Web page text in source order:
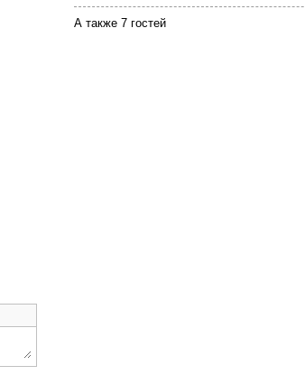
А также 7 гостей